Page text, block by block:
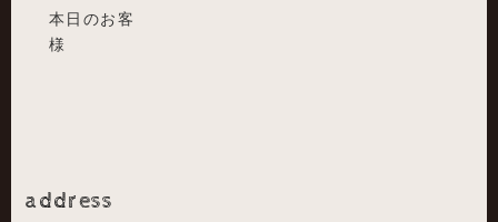
本日のお客
様
address